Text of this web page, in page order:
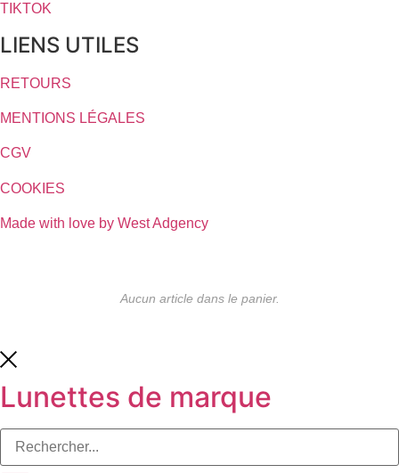
TIKTOK
LIENS UTILES
RETOURS
MENTIONS LÉGALES
CGV
COOKIES
Made with love by West Adgency
Aucun article dans le panier.
Lunettes de marque